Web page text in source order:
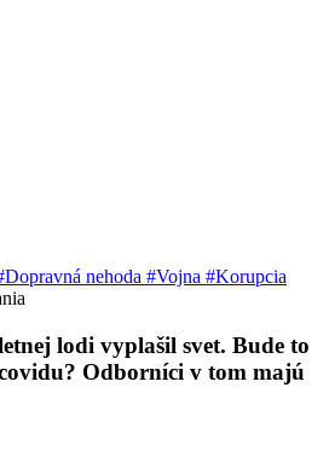
nehoda #Vojna #Korupcia
lodi vyplašil svet. Bude to
Odborníci v tom majú